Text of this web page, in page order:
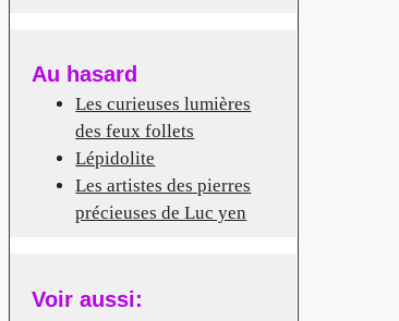
Au hasard
Les curieuses lumières
des feux follets
Lépidolite
Les artistes des pierres
précieuses de Luc yen
Voir aussi: